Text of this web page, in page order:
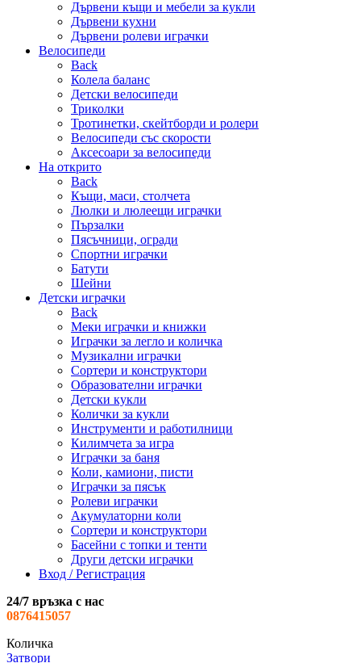
Дървени къщи и мебели за кукли
Дървени кухни
Дървени ролеви играчки
Велосипеди
Back
Колела баланс
Детски велосипеди
Триколки
Тротинетки, скейтборди и ролери
Велосипеди със скорости
Аксесоари за велосипеди
На открито
Back
Къщи, маси, столчета
Люлки и люлеещи играчки
Пързалки
Пясъчници, огради
Спортни играчки
Батути
Шейни
Детски играчки
Back
Меки играчки и книжки
Играчки за легло и количка
Музикални играчки
Сортери и конструктори
Образователни играчки
Детски кукли
Колички за кукли
Инструменти и работилници
Килимчета за игра
Играчки за баня
Коли, камиони, писти
Играчки за пясък
Ролеви играчки
Акумулаторни коли
Сортери и конструктори
Басейни с топки и тенти
Други детски играчки
Вход / Регистрация
24/7 връзка с нас
0876415057
Количка
Затвори